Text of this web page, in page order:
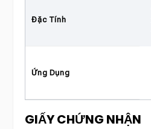
Đặc Tính
Ứng Dụng
GIẤY CHỨNG NHẬN